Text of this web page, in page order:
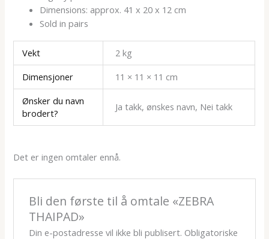
Dimensions: approx. 41 x 20 x 12 cm
Sold in pairs
Vekt
2 kg
Dimensjoner
11 × 11 × 11 cm
Ønsker du navn
brodert?
Ja takk, ønskes navn, Nei takk
Det er ingen omtaler ennå.
Bli den første til å omtale «ZEBRA
THAIPAD»
Din e-postadresse vil ikke bli publisert. Obligatoriske